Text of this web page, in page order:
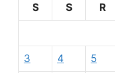
S
S R
3 4 5